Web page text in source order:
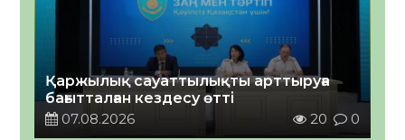
Қаржылық сауаттылықты арттыруға
бағытталған кездесу өтті
07.08.2026
20 0